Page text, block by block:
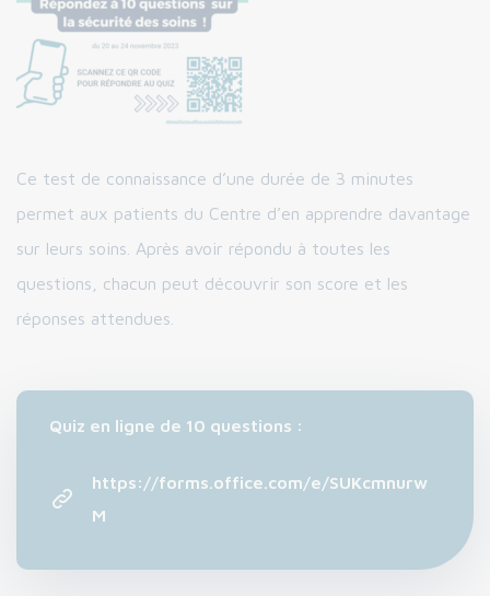
Ce test de connaissance d’une durée de 3 minutes
permet aux patients du Centre d’en apprendre davantage
sur leurs soins. Après avoir répondu à toutes les
questions, chacun peut découvrir son score et les
réponses attendues.
Quiz en ligne de 10 questions :
https://forms.office.com/e/SUKcmnurw
M